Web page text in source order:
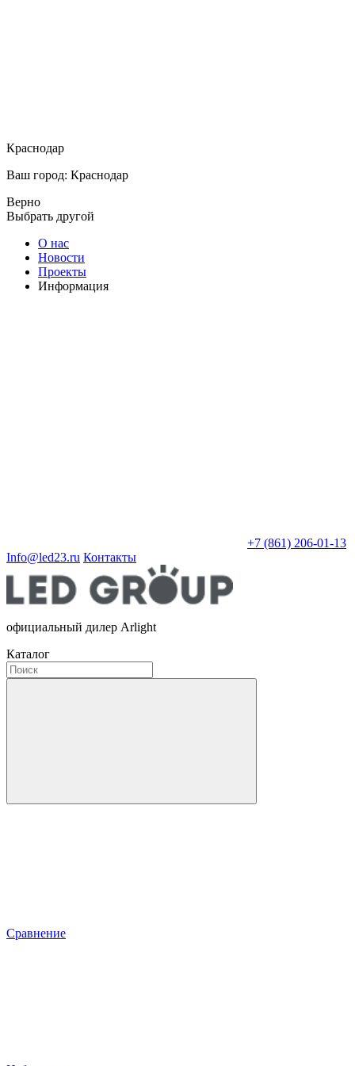
Краснодар
Ваш город: Краснодар
Верно
Выбрать другой
О нас
Новости
Проекты
Информация
+7 (861) 206-01-13
Info@led23.ru Контакты
официальный дилер Arlight
Каталог
Сравнение